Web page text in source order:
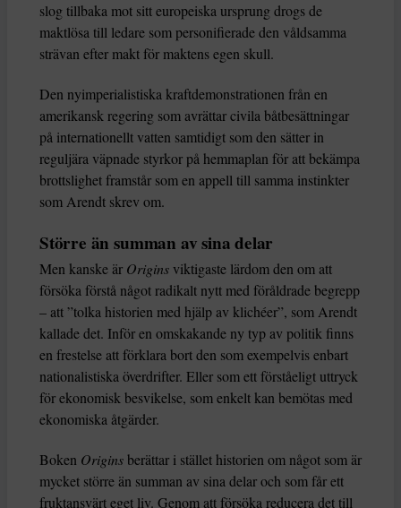
slog tillbaka mot sitt europeiska ursprung drogs de
maktlösa till ledare som personifierade den våldsamma
strävan efter makt för maktens egen skull.
Den nyimperialistiska kraftdemonstrationen från en
amerikansk regering som avrättar civila båtbesättningar
på internationellt vatten samtidigt som den sätter in
reguljära väpnade styrkor på hemmaplan för att bekämpa
brottslighet framstår som en appell till samma instinkter
som Arendt skrev om.
Större än summan av sina delar
Men kanske är Origins viktigaste lärdom den om att
försöka förstå något radikalt nytt med föråldrade begrepp
– att ”tolka historien med hjälp av klichéer”, som Arendt
kallade det. Inför en omskakande ny typ av politik finns
en frestelse att förklara bort den som exempelvis enbart
nationalistiska överdrifter. Eller som ett förståeligt uttryck
för ekonomisk besvikelse, som enkelt kan bemötas med
ekonomiska åtgärder.
Boken Originsberättar i stället historien om något som är
mycket större än summan av sina delar och som får ett
fruktansvärt eget liv. Genom att försöka reducera det till